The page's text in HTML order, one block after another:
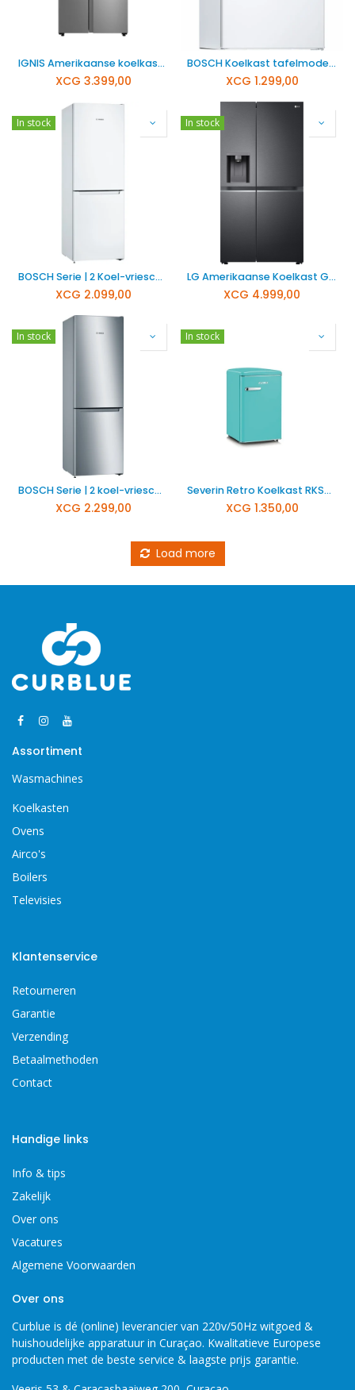
IGNIS Amerikaanse koelkast 573l SBS740C
XCG 3.399,00
BOSCH Koelkast tafelmodel KTR15NWEB
XCG 1.299,00
In stock
BOSCH Serie | 2 Koel-vriescombinatie KGN33NWEB
XCG 2.099,00
In stock
LG Amerikaanse Koelkast GSLC40EPPE 638L
XCG 4.999,00
In stock
BOSCH Serie | 2 koel-vriescombinatie KGN33NLEB
XCG 2.299,00
In stock
Severin Retro Koelkast RKS8834
XCG 1.350,00
Load more
Assortiment
Wasmachines
Koelkasten
Ovens
Airco's
Boilers
Televisies
Klantenservice
Retourneren
Garantie
Verzending
Betaalmethoden
Contact
Handige links
Info & tips
Zakelijk
Over ons
Vacatures
Algemene Voorwaarden
Over ons
Curblue is dé (online) leverancier van 220v/50Hz witgoed &
huishoudelijke apparatuur in Curaçao. Kwalitatieve Europese
producten met de beste service & laagste prijs garantie.